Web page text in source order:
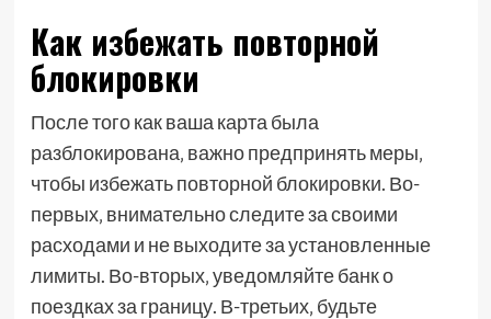
Как избежать повторной
блокировки
После того как ваша карта была
разблокирована‚ важно предпринять меры‚
чтобы избежать повторной блокировки. Во-
первых‚ внимательно следите за своими
расходами и не выходите за установленные
лимиты. Во-вторых‚ уведомляйте банк о
поездках за границу. В-третьих‚ будьте